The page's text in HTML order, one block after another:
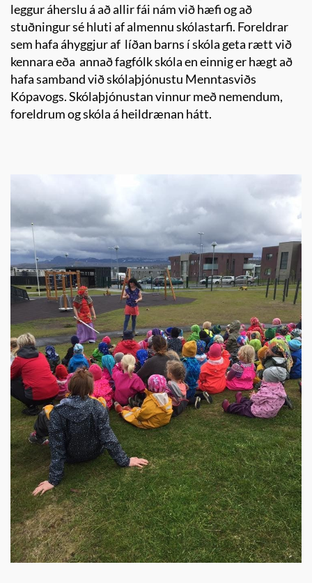
leggur áherslu á að allir fái nám við hæfi og að
stuðningur sé hluti af almennu skólastarfi. Foreldrar
sem hafa áhyggjur af líðan barns í skóla geta rætt við
kennara eða annað fagfólk skóla en einnig er hægt að
hafa samband við skólaþjónustu Menntasviðs
Kópavogs. Skólaþjónustan vinnur með nemendum,
foreldrum og skóla á heildrænan hátt.